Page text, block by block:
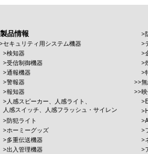
製品情報
セキュリティ用システム機器
検知器
受信制御機器
通報機器
警報器
報知器
人感スピーカー、人感ライト、
人感スイッチ、人感フラッシュ・サイレン
防犯ライト
ホーミーグッズ
多重伝送機器
出入管理機器